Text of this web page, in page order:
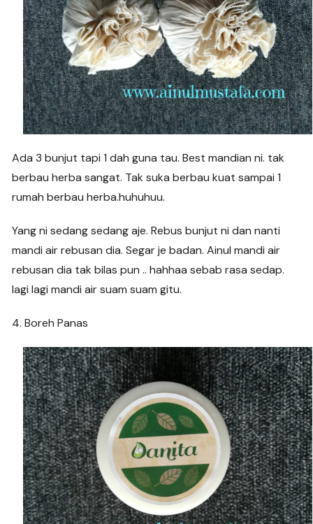
Ada 3 bunjut tapi 1 dah guna tau. Best mandian ni. tak
berbau herba sangat. Tak suka berbau kuat sampai 1
rumah berbau herba.huhuhuu.
Yang ni sedang sedang aje. Rebus bunjut ni dan nanti
mandi air rebusan dia. Segar je badan. Ainul mandi air
rebusan dia tak bilas pun .. hahhaa sebab rasa sedap.
lagi lagi mandi air suam suam gitu.
4. Boreh Panas